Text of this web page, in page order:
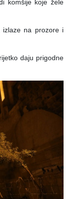
komšije koje žele
izlaze na prozore i
daju prigodne